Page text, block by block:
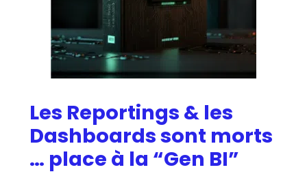
Les Reportings & les
Dashboards sont morts
… place à la “Gen BI”